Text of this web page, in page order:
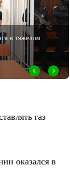
в тяжелом
газ
оказался в